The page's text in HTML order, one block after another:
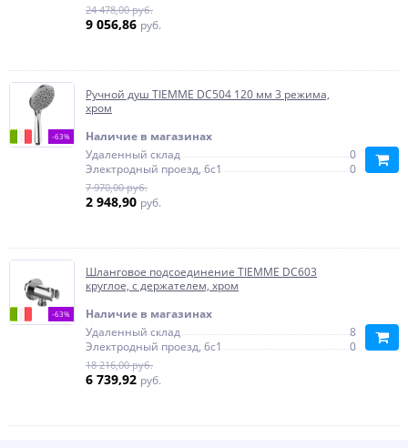
24 478,00 руб.
9 056,86 руб.
-63%
Ручной душ TIEMME DC504 120 мм 3 режима,
хром
Наличие в магазинах
Удаленный склад
0
Электродный проезд, 6с1
0
7 970,00 руб.
2 948,90 руб.
-63%
Шланговое подсоединение TIEMME DC603
круглое, с держателем, хром
Наличие в магазинах
Удаленный склад
8
Электродный проезд, 6с1
0
18 216,00 руб.
6 739,92 руб.